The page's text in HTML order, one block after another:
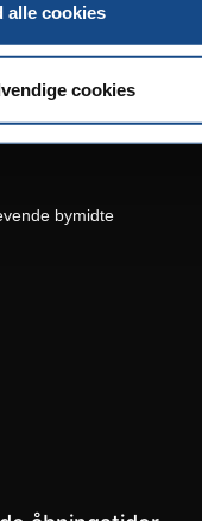
alle cookies
cookies
bymidte